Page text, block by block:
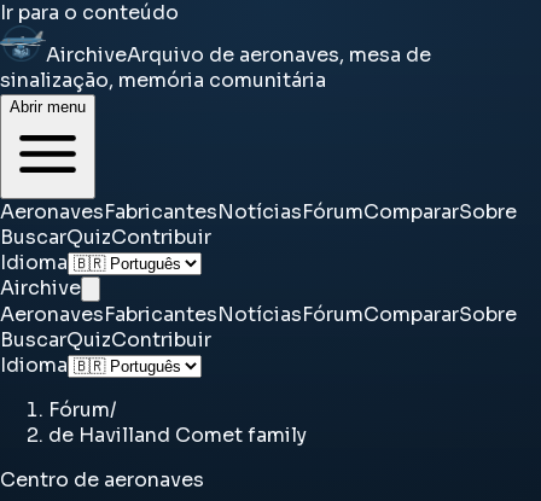
Ir para o conteúdo
AirchiveArquivo de aeronaves, mesa de
sinalização, memória comunitária
Abrir menu
AeronavesFabricantesNotíciasFórumCompararSobre
BuscarQuizContribuir
Idioma
Airchive
AeronavesFabricantesNotíciasFórumCompararSobre
BuscarQuizContribuir
Idioma
Fórum/
de Havilland Comet family
Centro de aeronaves